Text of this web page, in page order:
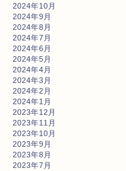
2024年10月
2024年9月
2024年8月
2024年7月
2024年6月
2024年5月
2024年4月
2024年3月
2024年2月
2024年1月
2023年12月
2023年11月
2023年10月
2023年9月
2023年8月
2023年7月